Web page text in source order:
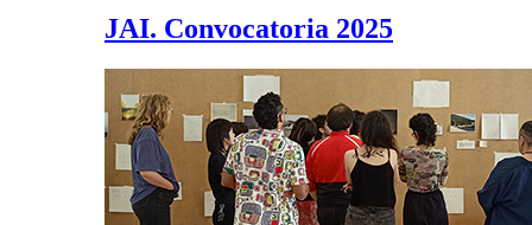
JAI. Convocatoria 2025